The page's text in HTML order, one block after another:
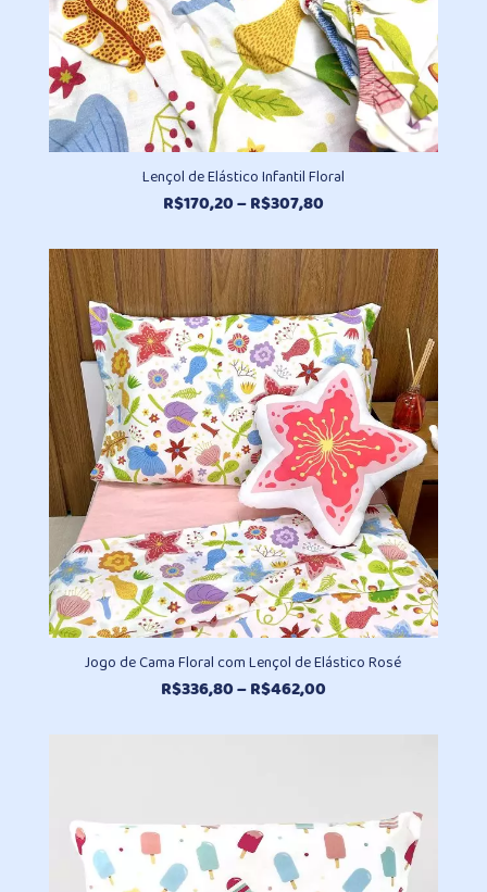
Lençol de Elástico Infantil Floral
R$170,20–R$307,80Faixa
preço:
R$170,20
através
R$307,80
Jogo de Cama Floral com Lençol de Elástico Rosé
R$336,80–R$462,00Faixa
preço:
R$462,00